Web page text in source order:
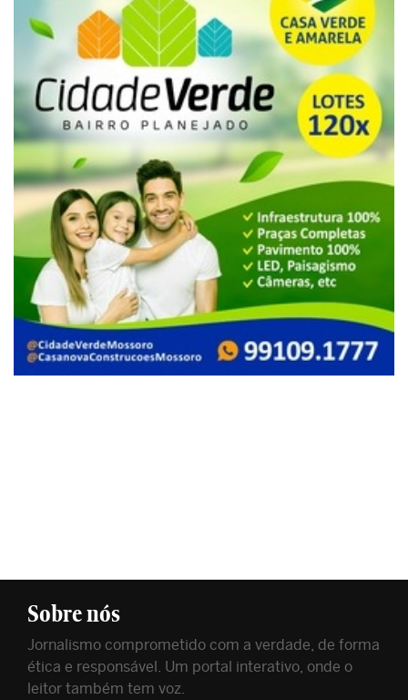
Sobre nós
Jornalismo comprometido com a verdade, de forma
ética e responsável. Um portal interativo, onde o
leitor também tem voz.